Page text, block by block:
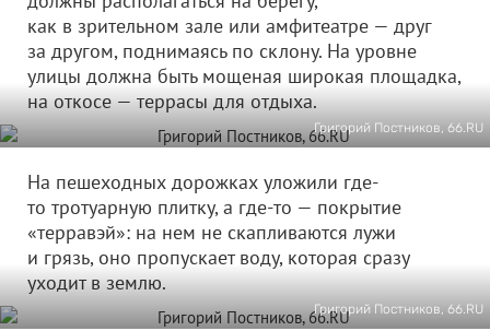
как в зрительном зале или амфитеатре — друг
за другом, поднимаясь по склону. На уровне
улицы должна быть мощеная широкая площадка,
на откосе — террасы для отдыха.
Григорий Постников, 66.RU
На пешеходных дорожках уложили где-
то тротуарную плитку, а где-то — покрытие
«терравэй»: на нем не скапливаются лужи
и грязь, оно пропускает воду, которая сразу
уходит в землю.
Григорий Постников, 66.RU